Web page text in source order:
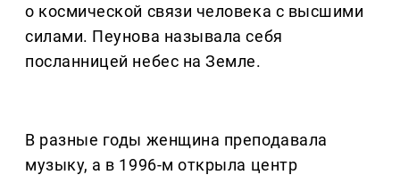
о космической связи человека с высшими
силами. Пеунова называла себя
посланницей небес на Земле.
В разные годы женщина преподавала
музыку, а в 1996-м открыла центр